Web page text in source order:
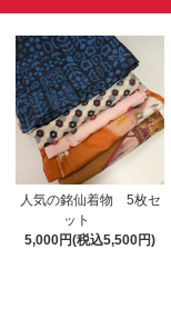
人気の銘仙着物 5枚セ
ット
5,000円(税込5,500円)